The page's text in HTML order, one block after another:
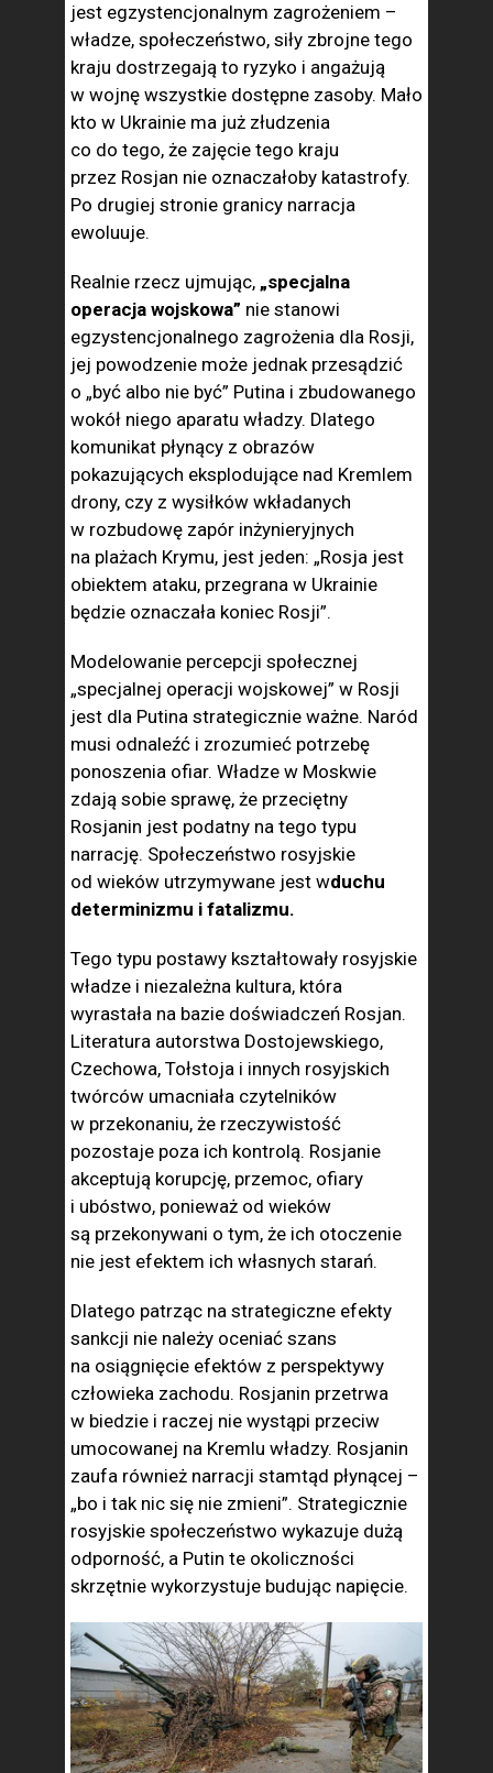
jest egzystencjonalnym zagrożeniem –
władze, społeczeństwo, siły zbrojne tego
kraju dostrzegają to ryzyko i angażują
w wojnę wszystkie dostępne zasoby. Mało
kto w Ukrainie ma już złudzenia
co do tego, że zajęcie tego kraju
przez Rosjan nie oznaczałoby katastrofy.
Po drugiej stronie granicy narracja
ewoluuje.
Realnie rzecz ujmując, „specjalna
operacja wojskowa” nie stanowi
egzystencjonalnego zagrożenia dla Rosji,
jej powodzenie może jednak przesądzić
o „być albo nie być” Putina i zbudowanego
wokół niego aparatu władzy. Dlatego
komunikat płynący z obrazów
pokazujących eksplodujące nad Kremlem
drony, czy z wysiłków wkładanych
w rozbudowę zapór inżynieryjnych
na plażach Krymu, jest jeden: „Rosja jest
obiektem ataku, przegrana w Ukrainie
będzie oznaczała koniec Rosji”.
Modelowanie percepcji społecznej
„specjalnej operacji wojskowej” w Rosji
jest dla Putina strategicznie ważne. Naród
musi odnaleźć i zrozumieć potrzebę
ponoszenia ofiar. Władze w Moskwie
zdają sobie sprawę, że przeciętny
Rosjanin jest podatny na tego typu
narrację. Społeczeństwo rosyjskie
od wieków utrzymywane jest wduchu
determinizmu i fatalizmu.
Tego typu postawy kształtowały rosyjskie
władze i niezależna kultura, która
wyrastała na bazie doświadczeń Rosjan.
Literatura autorstwa Dostojewskiego,
Czechowa, Tołstoja i innych rosyjskich
twórców umacniała czytelników
w przekonaniu, że rzeczywistość
pozostaje poza ich kontrolą. Rosjanie
akceptują korupcję, przemoc, ofiary
i ubóstwo, ponieważ od wieków
są przekonywani o tym, że ich otoczenie
nie jest efektem ich własnych starań.
Dlatego patrząc na strategiczne efekty
sankcji nie należy oceniać szans
na osiągnięcie efektów z perspektywy
człowieka zachodu. Rosjanin przetrwa
w biedzie i raczej nie wystąpi przeciw
umocowanej na Kremlu władzy. Rosjanin
zaufa również narracji stamtąd płynącej –
„bo i tak nic się nie zmieni”. Strategicznie
rosyjskie społeczeństwo wykazuje dużą
odporność, a Putin te okoliczności
skrzętnie wykorzystuje budując napięcie.